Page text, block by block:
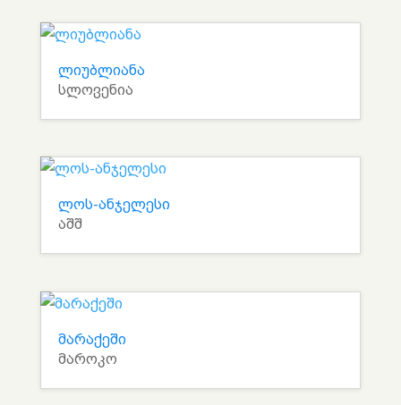
ლიუბლიანა
სლოვენია
ლოს-ანჯელესი
აშშ
მარაქეში
მაროკო